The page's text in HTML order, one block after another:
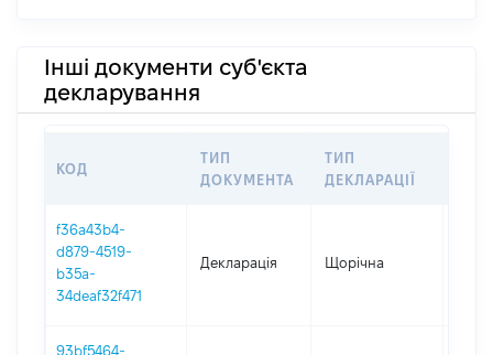
Інші документи суб'єкта
декларування
КОД
ТИП
ДОКУМЕНТА
ТИП
ДЕКЛАРАЦІЇ
f36a43b4-
d879-4519-
b35a-
34deaf32f471
Декларація Щорічна
93bf5464-